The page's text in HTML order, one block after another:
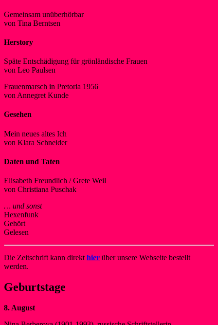
Gemeinsam unüberhörbar
von Tina Berntsen
Herstory
Späte Entschädigung für grönländische Frauen
von Leo Paulsen
Frauenmarsch in Pretoria 1956
von Annegret Kunde
Gesehen
Mein neues altes Ich
von Klara Schneider
Daten und Taten
Elisabeth Freundlich / Grete Weil
von Christiana Puschak
… und sonst
Hexenfunk
Gehört
Gelesen
Die Zeitschrift kann direkt hier über unsere Webseite bestellt
werden.
Geburtstage
8. August